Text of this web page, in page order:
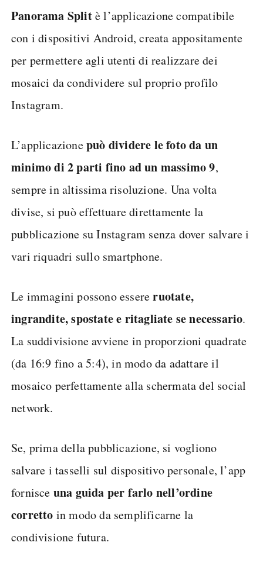
Panorama Splitè l’applicazione compatibile
con i dispositivi Android, creata appositamente
per permettere agli utenti di realizzare dei
mosaici da condividere sul proprio profilo
Instagram.
L’applicazionepuò dividere le foto da un
minimo di 2 parti fino ad un massimo 9,
sempre in altissima risoluzione. Una volta
divise, si può effettuare direttamente la
pubblicazione su Instagram senza dover salvare i
vari riquadri sullo smartphone.
Le immagini possono essereruotate,
ingrandite, spostate e ritagliate se necessario.
La suddivisione avviene in proporzioni quadrate
(da 16:9 fino a 5:4), in modo da adattare il
mosaico perfettamente alla schermata del social
network.
Se, prima della pubblicazione, si vogliono
salvare i tasselli sul dispositivo personale, l’app
fornisce una guida per farlo nell’ordine
corretto in modo da semplificarne la
condivisione futura.